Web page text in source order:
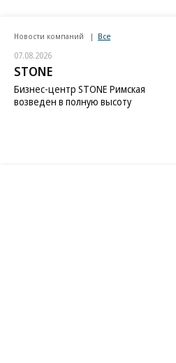
Новости компаний
07.08.2026
STONE
Бизнес-центр STONE Римская